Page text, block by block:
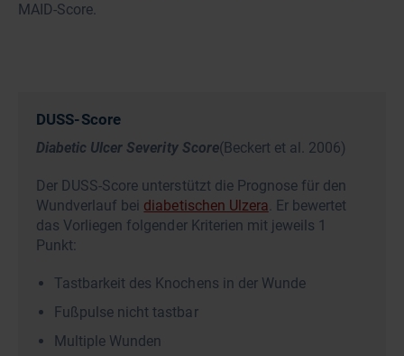
MAID-Score.
DUSS-Score
Diabetic Ulcer Severity Score(Beckert et al. 2006)
Der DUSS-Score unterstützt die Prognose für den
Wundverlauf bei diabetischen Ulzera. Er bewertet
das Vorliegen folgender Kriterien mit jeweils 1
Punkt:
Tastbarkeit des Knochens in der Wunde
Fußpulse nicht tastbar
Multiple Wunden